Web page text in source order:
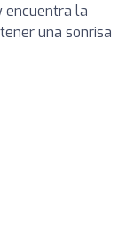
encuentra la
una sonrisa